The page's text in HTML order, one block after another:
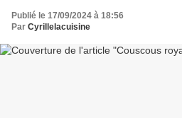
Publié le 17/09/2024 à 18:56
Par Cyrillelacuisine